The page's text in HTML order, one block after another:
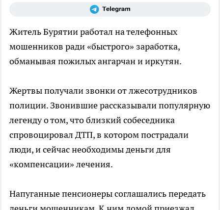
Житель Бурятии работал на телефонных
мошенников ради «быстрого» заработка,
обманывая пожилых ангарчан и иркутян.
Жертвы получали звонки от лжесотрудников
полиции. Звонившие рассказывали популярную
легенду о том, что близкий собеседника
спровоцировал ДТП, в котором пострадали
люди, и сейчас необходимы деньги для
«компенсации» лечения.
Напуганные пенсионеры соглашались передать